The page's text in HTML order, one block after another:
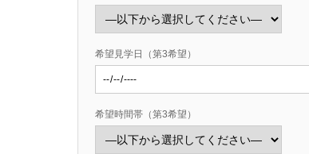
希望見学日（第3希望）
希望時間帯（第3希望）